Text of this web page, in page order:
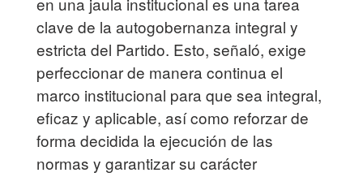
clave de la autogobernanza integral y
estricta del Partido. Esto, señaló, exige
perfeccionar de manera continua el
marco institucional para que sea integral,
eficaz y aplicable, así como reforzar de
forma decidida la ejecución de las
normas y garantizar su carácter